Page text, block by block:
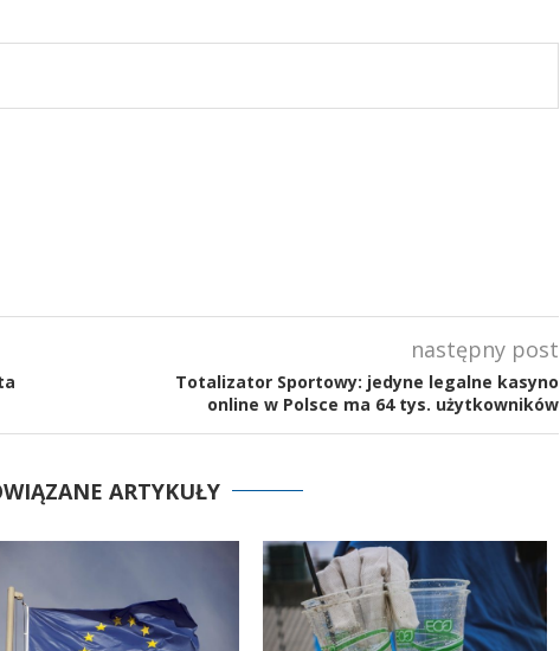
następny post
Totalizator Sportowy: jedyne legalne kasyno
online w Polsce ma 64 tys. użytkowników
ARTYKUŁY